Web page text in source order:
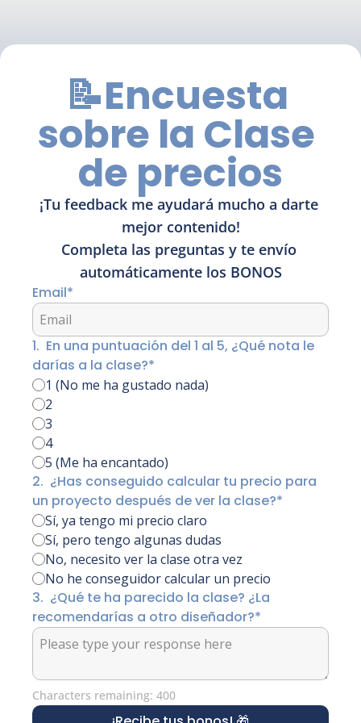
📝Encuesta
sobre la Clase
de precios
¡Tu feedback me ayudará mucho a darte
mejor contenido!
Completa las preguntas y te envío
automáticamente los BONOS
Email*
1. En una puntuación del 1 al 5, ¿Qué nota le
darías a la clase?*
1 (No me ha gustado nada)
2
3
4
5 (Me ha encantado)
2. ¿Has conseguido calcular tu precio para
un proyecto después de ver la clase?*
Sí, ya tengo mi precio claro
Sí, pero tengo algunas dudas
No, necesito ver la clase otra vez
No he conseguidor calcular un precio
3. ¿Qué te ha parecido la clase? ¿La
recomendarías a otro diseñador?*
Characters remaining: 400